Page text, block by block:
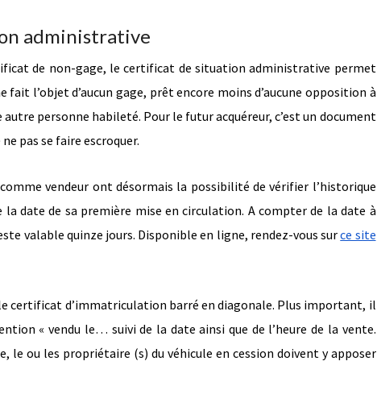
administrative
de non-gage, le certificat de situation administrative permet
fait l’objet d’aucun gage, prêt encore moins d’aucune opposition à
personne habileté. Pour le futur acquéreur, c’est un document
pas se faire escroquer.
vendeur ont désormais la possibilité de vérifier l’historique
la date de sa première mise en circulation. A compter de la date à
valable quinze jours. Disponible en ligne, rendez-vous surce site
certificat d’immatriculation barré en diagonale. Plus important, il
« vendu le… suivi de la date ainsi que de l’heure de la vente.
le ou les propriétaire (s) du véhicule en cession doivent y apposer